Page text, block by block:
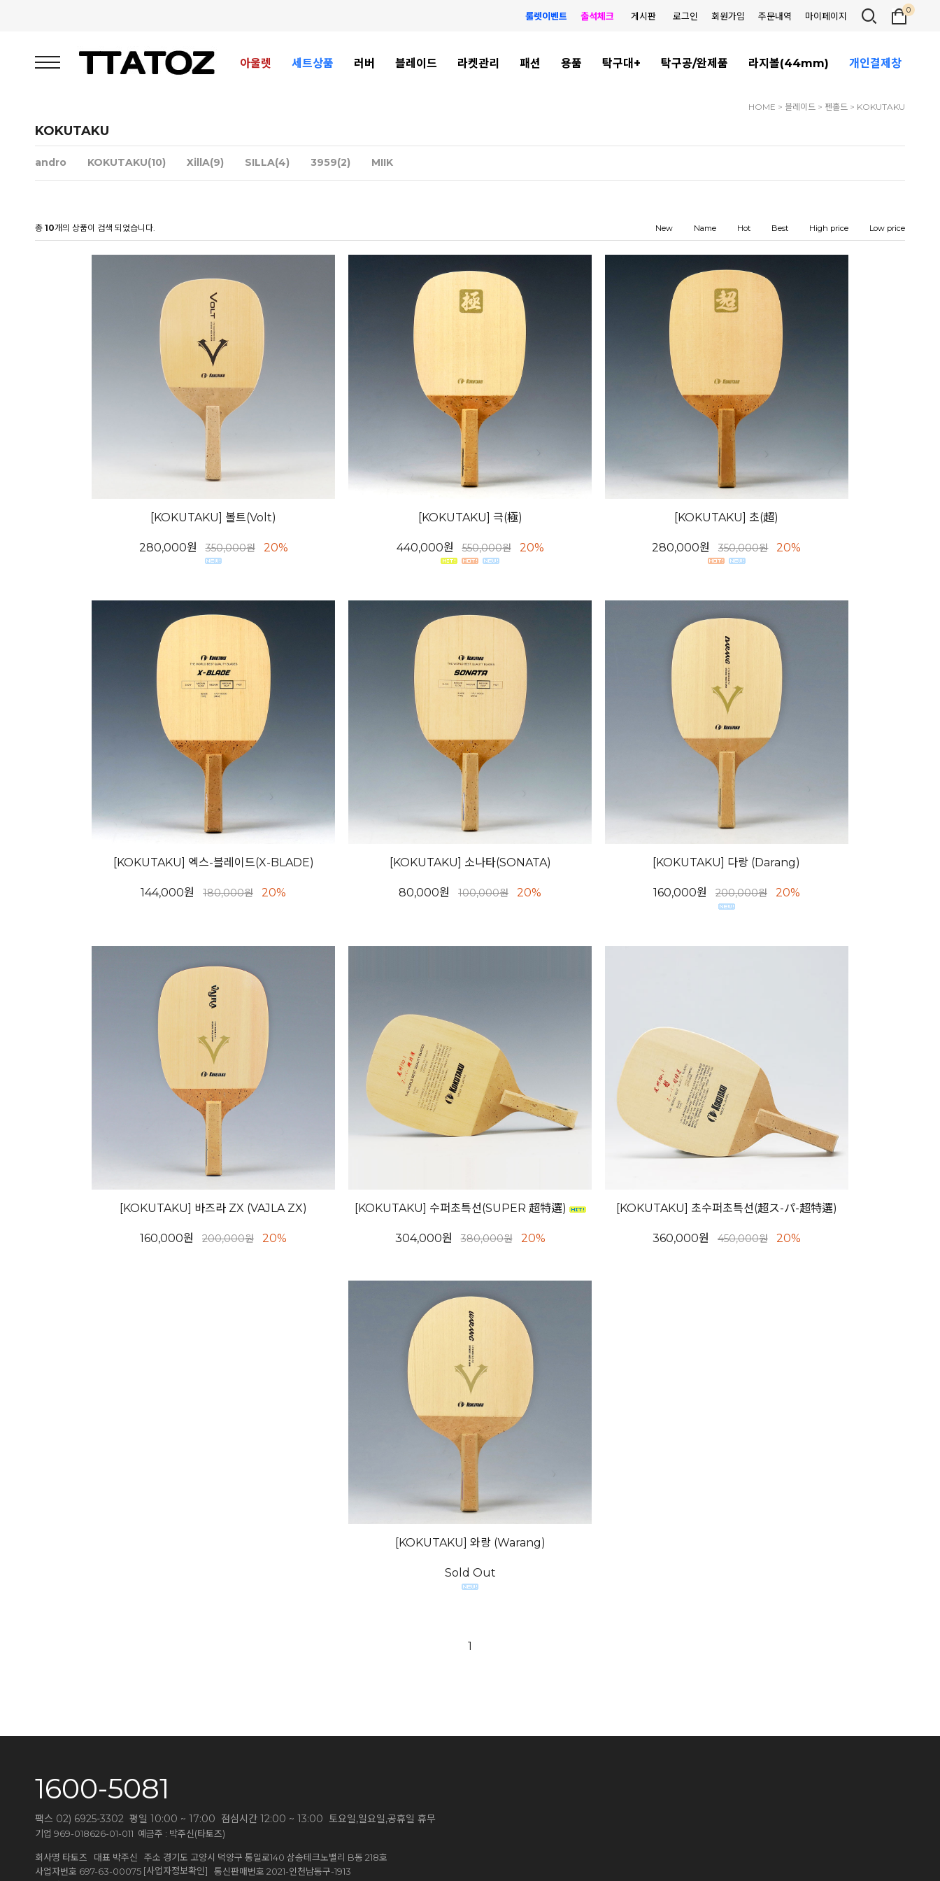
룰렛이벤트 출석체크 게시판 로그인 회원가입 주문내역 마이페이지
0
아울렛 세트상품 러버 블레이드 라켓관리 패션 용품 탁구대+ 탁구공/완제품 라지볼(44mm) 개인결제창
HOME > 블레이드 > 펜홀드 > KOKUTAKU
KOKUTAKU
andro KOKUTAKU(10) XillA(9) SILLA(4) 3959(2) MIIK
총 10개의 상품이 검색 되었습니다. New Name Hot Best High price Low price
[KOKUTAKU] 볼트(Volt)
280,000원 350,000원 20%
[KOKUTAKU] 극(極)
440,000원 550,000원 20%
[KOKUTAKU] 초(超)
280,000원 350,000원 20%
[KOKUTAKU] 엑스-블레이드(X-BLADE)
144,000원 180,000원 20%
[KOKUTAKU] 소나타(SONATA)
80,000원 100,000원 20%
[KOKUTAKU] 다랑 (Darang)
160,000원 200,000원 20%
[KOKUTAKU] 바즈라 ZX (VAJLA ZX)
160,000원 200,000원 20%
[KOKUTAKU] 수퍼초특선(SUPER 超特選)
304,000원 380,000원 20%
[KOKUTAKU] 초수퍼초특선(超ス-パ-超特選)
360,000원 450,000원 20%
[KOKUTAKU] 와랑 (Warang)
Sold Out
1
1600-5081
팩스 02) 6925-3302 평일 10:00 ~ 17:00 점심시간 12:00 ~ 13:00 토요일,일요일,공휴일 휴무
기업 969-018626-01-011 예금주 : 박주신(타토즈)
회사명 타토즈 대표 박주신 주소 경기도 고양시 덕양구 통일로140 삼송테크노밸리 B동 218호
사업자번호 697-63-00075 [사업자정보확인] 통신판매번호 2021-인천남동구-1913